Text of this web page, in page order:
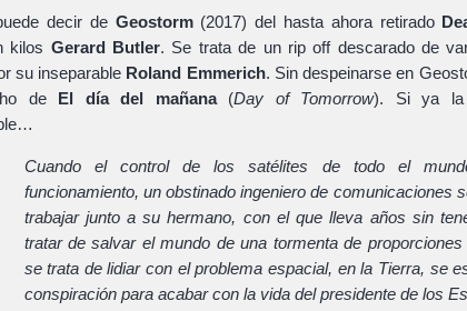
decir de Geostorm(2017) del hasta ahora retirado
kilos Gerard Butler. Se trata de un rip off descarado de
su inseparable Roland Emmerich. Sin despeinarse en
de El día del mañana (Day of Tomorrow). Si ya la
Cuando el control de los satélites de todo el
funcionamiento, un obstinado ingeniero de comunicaciones
trabajar junto a su hermano, con el que lleva años sin
tratar de salvar el mundo de una tormenta de
se trata de lidiar con el problema espacial, en la Tierra, se
conspiración para acabar con la vida del presidente de los